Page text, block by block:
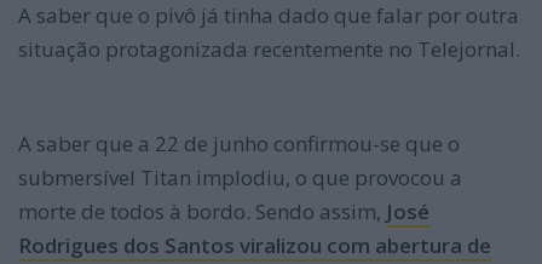
A saber que o pivô já tinha dado que falar por outra
situação protagonizada recentemente no Telejornal.
A saber que a 22 de junho confirmou-se que o
submersível Titan implodiu, o que provocou a
morte de todos à bordo. Sendo assim, José
Rodrigues dos Santos viralizou com abertura de